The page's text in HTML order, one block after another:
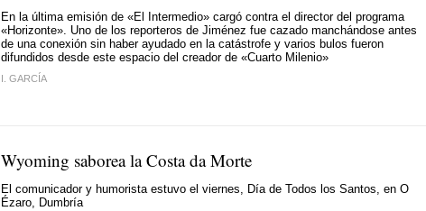
En la última emisión de «El Intermedio» cargó contra el director del programa
«Horizonte». Uno de los reporteros de Jiménez fue cazado manchándose antes
de una conexión sin haber ayudado en la catástrofe y varios bulos fueron
difundidos desde este espacio del creador de «Cuarto Milenio»
I. GARCÍA
Wyoming saborea la Costa da Morte
El comunicador y humorista estuvo el viernes, Día de Todos los Santos, en O
Ézaro, Dumbría